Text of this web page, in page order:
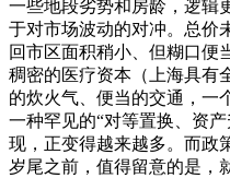
一些地段劣势和房龄，逻辑
于对市场波动的对冲。总价
回市区面积稍小、但糊口便
稠密的医疗资本（上海具有
的炊火气、便当的交通，一
一种罕见的“对等置换、资
现，正变得越来越多。而政
岁尾之前，值得留意的是，